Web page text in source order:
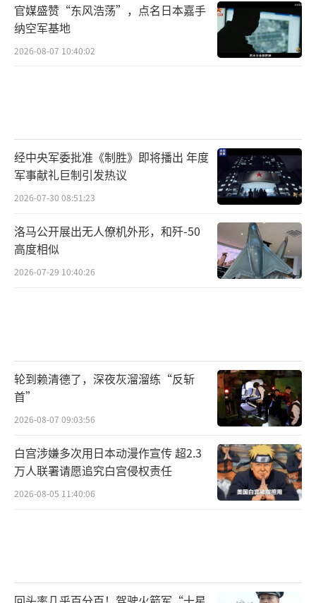
官媒盛赞“东风浩荡”，点名日本嘉手
纳空军基地
2026-08-07 10:40:02
经中央军委批准《制胜》即将播出 年度
军事献礼巨制引发热议
2026-07-30 08:51:23
洛马公开展出无人僚机外形，和歼-50
高度相似
2026-07-29 10:40:26
轮到赖清德了，深夜灰溜溜练“反斩
首”
2026-08-07 09:03:56
白宫涉嫌多次用日本动漫作宣传 超2.3
万人联署请愿追究白宫侵权责任
2026-08-05 11:40:06